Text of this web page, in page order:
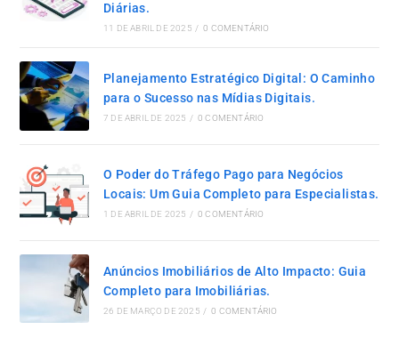
Diárias.
11 DE ABRIL DE 2025 / 0 COMENTÁRIO
Planejamento Estratégico Digital: O Caminho
para o Sucesso nas Mídias Digitais.
7 DE ABRIL DE 2025 / 0 COMENTÁRIO
O Poder do Tráfego Pago para Negócios
Locais: Um Guia Completo para Especialistas.
1 DE ABRIL DE 2025 / 0 COMENTÁRIO
Anúncios Imobiliários de Alto Impacto: Guia
Completo para Imobiliárias.
26 DE MARÇO DE 2025 / 0 COMENTÁRIO